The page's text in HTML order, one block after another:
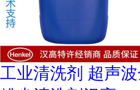
工业清洗剂 超声